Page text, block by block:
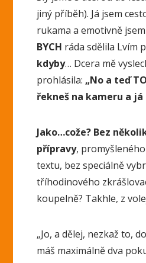
jiný příběh). Já jsem
rukama a emotivně
BYCH ráda sdělila Lvím
kdyby… Dcera mě
prohlásila: „No a teď
řekneš na kameru a
Jako…cože? Bez
přípravy,
textu, bez speciálně
tříhodinového
koupelně? Takhle, z
„Jo, a dělej, nezkaž to,
máš maximálně dva